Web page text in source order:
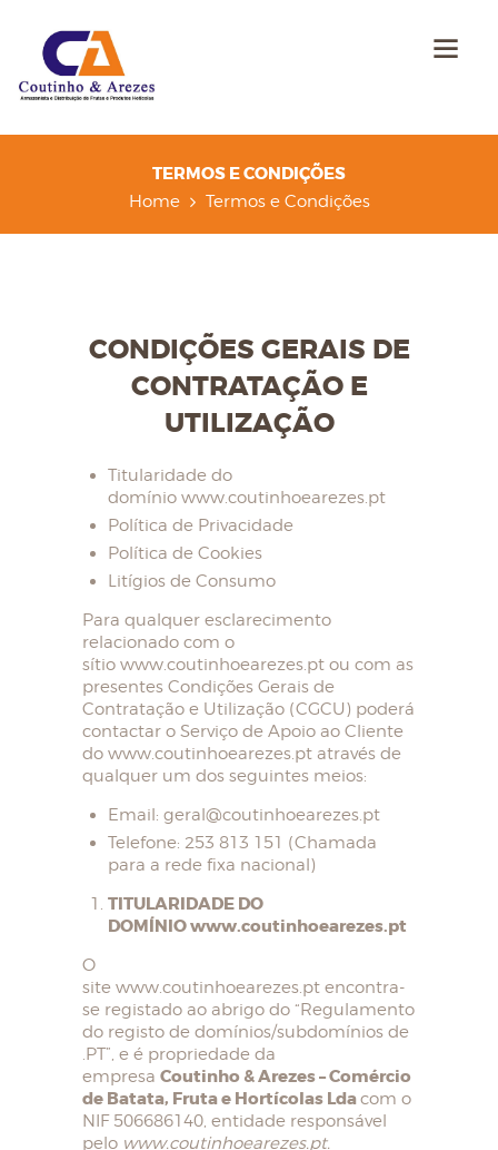
TERMOS E CONDIÇÕES
Home Termos e Condições
CONDIÇÕES GERAIS DE
CONTRATAÇÃO E
UTILIZAÇÃO
Titularidade do
domínio www.coutinhoearezes.pt
Política de Privacidade
Política de Cookies
Litígios de Consumo
Para qualquer esclarecimento
relacionado com o
sítio www.coutinhoearezes.pt ou com as
presentes Condições Gerais de
Contratação e Utilização (CGCU) poderá
contactar o Serviço de Apoio ao Cliente
do www.coutinhoearezes.pt através de
qualquer um dos seguintes meios:
Email: geral@coutinhoearezes.pt
Telefone: 253 813 151 (Chamada
para a rede fixa nacional)
TITULARIDADE DO
DOMÍNIO www.coutinhoearezes.pt
O
site www.coutinhoearezes.pt encontra-
se registado ao abrigo do “Regulamento
do registo de domínios/subdomínios de
.PT”, e é propriedade da
empresa Coutinho & Arezes – Comércio
de Batata, Fruta e Hortícolas Ldacom o
NIF 506686140, entidade responsável
pelo www.coutinhoearezes.pt.